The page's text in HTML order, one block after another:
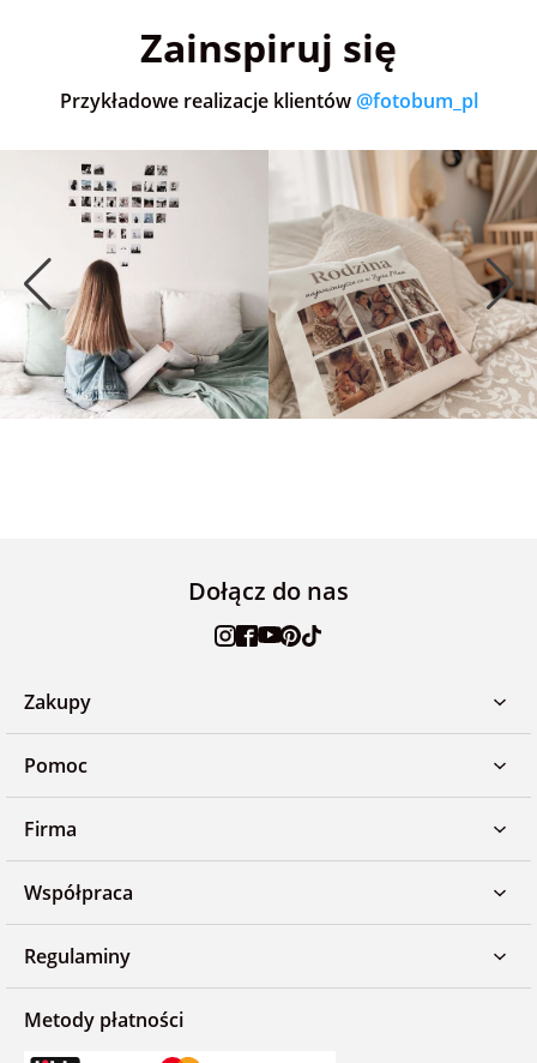
Zainspiruj się
Przykładowe realizacje klientów @fotobum_pl
Dołącz do nas
Zakupy
Pomoc
Firma
Współpraca
Regulaminy
Metody płatności